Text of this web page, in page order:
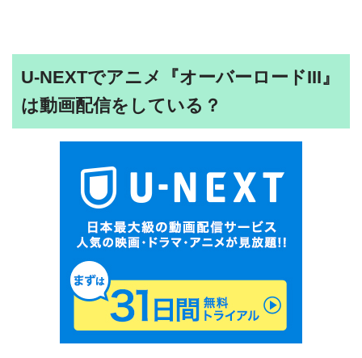
U-NEXTでアニメ『オーバーロードIII』
は動画配信をしている？